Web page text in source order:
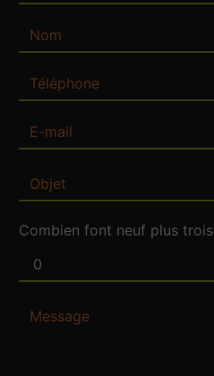
Combien font neuf plus trois